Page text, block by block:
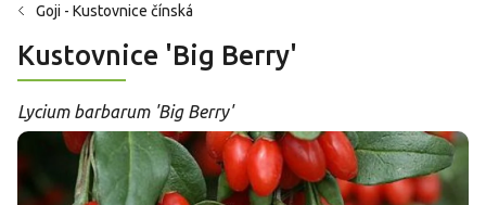
Goji - Kustovnice čínská
Kustovnice 'Big Berry'
Lycium barbarum 'Big Berry'